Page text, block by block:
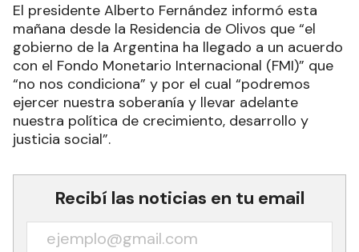
El presidente Alberto Fernández informó esta
mañana desde la Residencia de Olivos que “el
gobierno de la Argentina ha llegado a un acuerdo
con el Fondo Monetario Internacional (FMI)” que
“no nos condiciona” y por el cual “podremos
ejercer nuestra soberanía y llevar adelante
nuestra política de crecimiento, desarrollo y
justicia social”.
Recibí las noticias en tu email